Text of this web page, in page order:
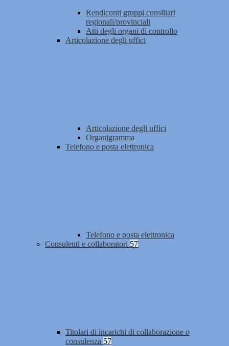
Rendiconti gruppi consiliari
regionali/provinciali
Atti degli organi di controllo
Articolazione degli uffici
Articolazione degli uffici
Organigramma
Telefono e posta elettronica
Telefono e posta elettronica
Consulenti e collaboratori 57
Titolari di incarichi di collaborazione o
consulenza 57